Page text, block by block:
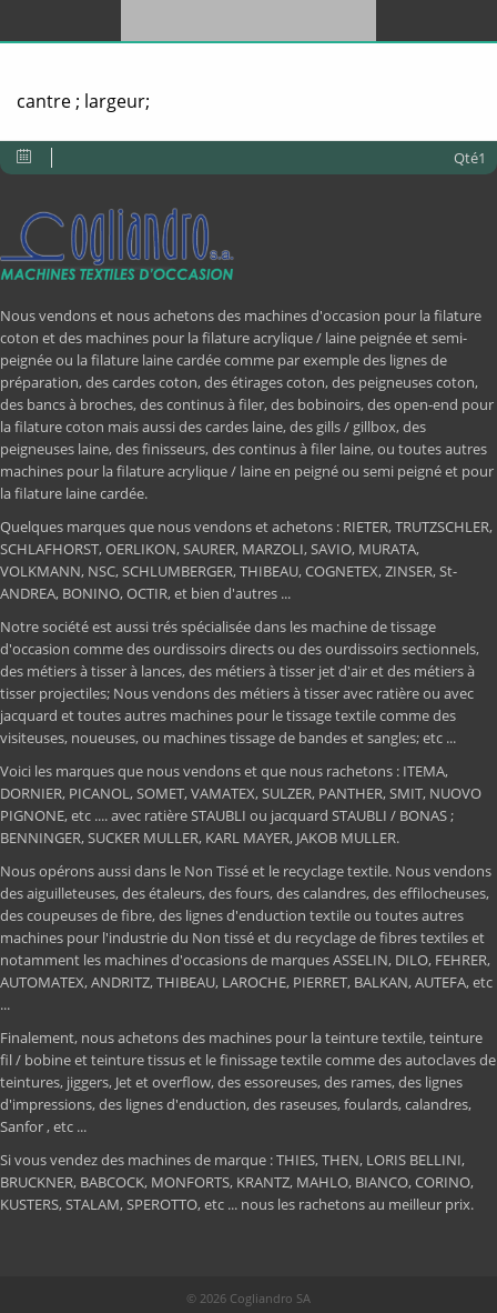
cantre ; largeur;
Qté1
Nous vendons et nous achetons des machines d'occasion pour la filature
coton et des machines pour la filature acrylique / laine peignée et semi-
peignée ou la filature laine cardée comme par exemple des lignes de
préparation, des cardes coton, des étirages coton, des peigneuses coton,
des bancs à broches, des continus à filer, des bobinoirs, des open-end pour
la filature coton mais aussi des cardes laine, des gills / gillbox, des
peigneuses laine, des finisseurs, des continus à filer laine, ou toutes autres
machines pour la filature acrylique / laine en peigné ou semi peigné et pour
la filature laine cardée.
Quelques marques que nous vendons et achetons : RIETER, TRUTZSCHLER,
SCHLAFHORST, OERLIKON, SAURER, MARZOLI, SAVIO, MURATA,
VOLKMANN, NSC, SCHLUMBERGER, THIBEAU, COGNETEX, ZINSER, St-
ANDREA, BONINO, OCTIR, et bien d'autres ...
Notre société est aussi trés spécialisée dans les machine de tissage
d'occasion comme des ourdissoirs directs ou des ourdissoirs sectionnels,
des métiers à tisser à lances, des métiers à tisser jet d'air et des métiers à
tisser projectiles; Nous vendons des métiers à tisser avec ratière ou avec
jacquard et toutes autres machines pour le tissage textile comme des
visiteuses, noueuses, ou machines tissage de bandes et sangles; etc ...
Voici les marques que nous vendons et que nous rachetons : ITEMA,
DORNIER, PICANOL, SOMET, VAMATEX, SULZER, PANTHER, SMIT, NUOVO
PIGNONE, etc .... avec ratière STAUBLI ou jacquard STAUBLI / BONAS ;
BENNINGER, SUCKER MULLER, KARL MAYER, JAKOB MULLER.
Nous opérons aussi dans le Non Tissé et le recyclage textile. Nous vendons
des aiguilleteuses, des étaleurs, des fours, des calandres, des effilocheuses,
des coupeuses de fibre, des lignes d'enduction textile ou toutes autres
machines pour l'industrie du Non tissé et du recyclage de fibres textiles et
notamment les machines d'occasions de marques ASSELIN, DILO, FEHRER,
AUTOMATEX, ANDRITZ, THIBEAU, LAROCHE, PIERRET, BALKAN, AUTEFA, etc
...
Finalement, nous achetons des machines pour la teinture textile, teinture
fil / bobine et teinture tissus et le finissage textile comme des autoclaves de
teintures, jiggers, Jet et overflow, des essoreuses, des rames, des lignes
d'impressions, des lignes d'enduction, des raseuses, foulards, calandres,
Sanfor , etc ...
Si vous vendez des machines de marque : THIES, THEN, LORIS BELLINI,
BRUCKNER, BABCOCK, MONFORTS, KRANTZ, MAHLO, BIANCO, CORINO,
KUSTERS, STALAM, SPEROTTO, etc ... nous les rachetons au meilleur prix.
© 2026 Cogliandro SA